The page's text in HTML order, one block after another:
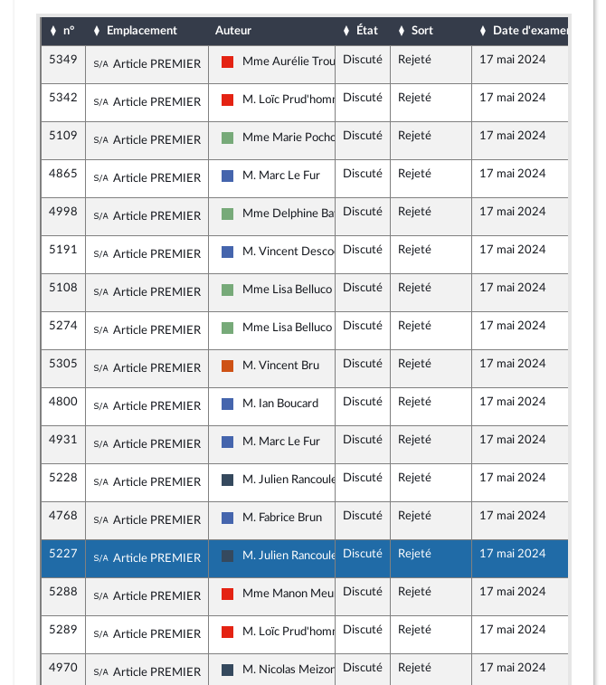
n° Emplacement Auteur État Sort Date d'examen
5349 Sous-amendement de l'amendement n°3952
Article PREMIER La France insoumise - Nouvelle Union Populaire écologique et sociale
Mme Aurélie TrouvéDiscuté Rejeté 17 mai 2024
5342 Sous-amendement de l'amendement n°3952
Article PREMIER La France insoumise - Nouvelle Union Populaire écologique et sociale
M. Loïc Prud'hommeDiscuté Rejeté 17 mai 2024
5109 Sous-amendement de l'amendement n°3952
Article PREMIER Écologiste - NUPES
Mme Marie Pochon Discuté Rejeté 17 mai 2024
4865 Sous-amendement de l'amendement n°3952
Article PREMIER Les Républicains
M. Marc Le Fur Discuté Rejeté 17 mai 2024
4998 Sous-amendement de l'amendement n°3952
Article PREMIER Écologiste - NUPES
Mme Delphine BathoDiscuté Rejeté 17 mai 2024
5191 Sous-amendement de l'amendement n°3952
Article PREMIER Les Républicains
M. Vincent DescoeurDiscuté Rejeté 17 mai 2024
5108 Sous-amendement de l'amendement n°3952
Article PREMIER Écologiste - NUPES
Mme Lisa Belluco Discuté Rejeté 17 mai 2024
5274 Sous-amendement de l'amendement n°3952
Article PREMIER Écologiste - NUPES
Mme Lisa Belluco Discuté Rejeté 17 mai 2024
5305 Sous-amendement de l'amendement n°3952
Article PREMIER Démocrate (MoDem et Indépendants)
M. Vincent Bru Discuté Rejeté 17 mai 2024
4800 Sous-amendement de l'amendement n°3952
Article PREMIER Les Républicains
M. Ian Boucard Discuté Rejeté 17 mai 2024
4931 Sous-amendement de l'amendement n°3952
Article PREMIER Les Républicains
M. Marc Le Fur Discuté Rejeté 17 mai 2024
5228 Sous-amendement de l'amendement n°3952
Article PREMIER Rassemblement National
M. Julien Rancoule Discuté Rejeté 17 mai 2024
4768 Sous-amendement de l'amendement n°3952
Article PREMIER Les Républicains
M. Fabrice Brun Discuté Rejeté 17 mai 2024
5227 Sous-amendement de l'amendement n°3952
Article PREMIER Rassemblement National
M. Julien Rancoule Discuté Rejeté 17 mai 2024
5288 Sous-amendement de l'amendement n°3952
Article PREMIER La France insoumise - Nouvelle Union Populaire écologique et sociale
Mme Manon MeunierDiscuté Rejeté 17 mai 2024
5289 Sous-amendement de l'amendement n°3952
Article PREMIER La France insoumise - Nouvelle Union Populaire écologique et sociale
M. Loïc Prud'hommeDiscuté Rejeté 17 mai 2024
4970 Sous-amendement de l'amendement n°3952
Article PREMIER Rassemblement National
M. Nicolas MeizonnetDiscuté Rejeté 17 mai 2024